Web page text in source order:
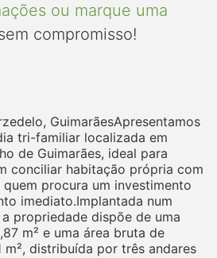
ou marque uma
compromisso!
GuimarãesApresentamos
tri-familiar localizada em
de Guimarães, ideal para
conciliar habitação própria com
procura um investimento
imediato.Implantada num
propriedade dispõe de uma
m² e uma área bruta de
m², distribuída por três andares